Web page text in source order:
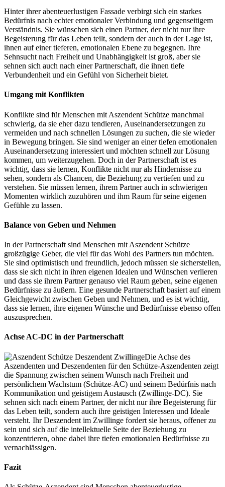
Hinter ihrer abenteuerlustigen Fassade verbirgt sich ein starkes
Bedürfnis nach echter emotionaler Verbindung und gegenseitigem
Verständnis. Sie wünschen sich einen Partner, der nicht nur ihre
Begeisterung für das Leben teilt, sondern der auch in der Lage ist,
ihnen auf einer tieferen, emotionalen Ebene zu begegnen. Ihre
Sehnsucht nach Freiheit und Unabhängigkeit ist groß, aber sie
sehnen sich auch nach einer Partnerschaft, die ihnen tiefe
Verbundenheit und ein Gefühl von Sicherheit bietet.
Umgang mit Konflikten
Konflikte sind für Menschen mit Aszendent Schütze manchmal
schwierig, da sie eher dazu tendieren, Auseinandersetzungen zu
vermeiden und nach schnellen Lösungen zu suchen, die sie wieder
in Bewegung bringen. Sie sind weniger an einer tiefen emotionalen
Auseinandersetzung interessiert und möchten schnell zur Lösung
kommen, um weiterzugehen. Doch in der Partnerschaft ist es
wichtig, dass sie lernen, Konflikte nicht nur als Hindernisse zu
sehen, sondern als Chancen, die Beziehung zu vertiefen und zu
verstehen. Sie müssen lernen, ihrem Partner auch in schwierigen
Momenten wirklich zuzuhören und ihm Raum für seine eigenen
Gefühle zu lassen.
Balance von Geben und Nehmen
In der Partnerschaft sind Menschen mit Aszendent Schütze
großzügige Geber, die viel für das Wohl des Partners tun möchten.
Sie sind optimistisch und freundlich, jedoch müssen sie sicherstellen,
dass sie sich nicht in ihren eigenen Idealen und Wünschen verlieren
und dass sie ihrem Partner genauso viel Raum geben, seine eigenen
Bedürfnisse zu äußern. Eine gesunde Partnerschaft basiert auf einem
Gleichgewicht zwischen Geben und Nehmen, und es ist wichtig,
dass sie lernen, ihre eigenen Wünsche und Bedürfnisse ebenso offen
auszusprechen.
Achse AC-DC in der Partnerschaft
Die Achse des
Aszendenten und Deszendenten für den Schütze-Aszendenten zeigt
die Spannung zwischen seinem Wunsch nach Freiheit und
persönlichem Wachstum (Schütze-AC) und seinem Bedürfnis nach
Kommunikation und geistigem Austausch (Zwillinge-DC). Sie
sehnen sich nach einem Partner, der nicht nur ihre Begeisterung für
das Leben teilt, sondern auch ihre geistigen Interessen und Ideale
versteht. Ihr Deszendent im Zwillinge fordert sie heraus, offener zu
sein und sich auf die intellektuelle Seite der Beziehung zu
konzentrieren, ohne dabei ihre tiefen emotionalen Bedürfnisse zu
vernachlässigen.
Fazit